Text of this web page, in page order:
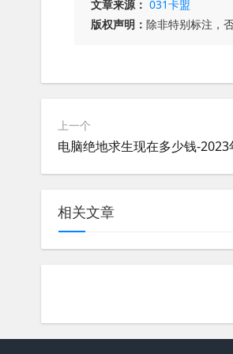
文章来源： 031卡盟
版权声明： 除非特别标注，
上一个
相关文章